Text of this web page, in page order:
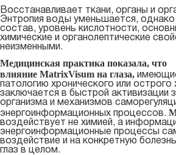
Восстанавливает ткани, органы и
Энтропия воды уменьшается, однако
состав, уровень кислотности,
химические и органолептические
неизменными.
Медицинская практика показала, что
влияние MatrixVisum на глаза,
патологию хронического или острого
заключается в быстрой активизации
организма и механизмов
энергоинформационных процессов.
воздействует не химией, а
энергоинформационные процессы
воздействие и на конкретную
глаз в целом.